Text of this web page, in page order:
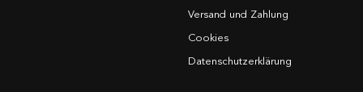
Versand und Zahlung
Cookies
Datenschutzerklärung